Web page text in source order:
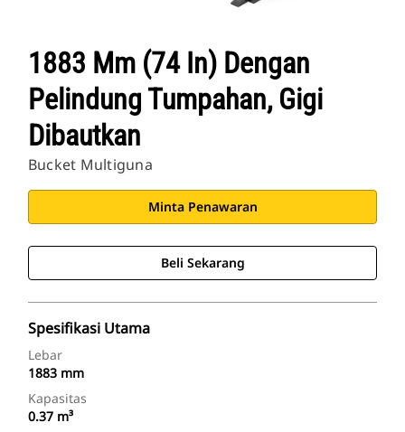
1883 Mm (74 In) Dengan
Pelindung Tumpahan, Gigi
Dibautkan
Bucket Multiguna
Minta Penawaran
Beli Sekarang
Spesifikasi Utama
Lebar
1883 mm
Kapasitas
0.37 m³